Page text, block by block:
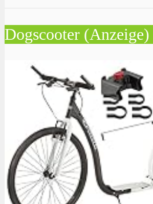
Dogscooter (Anzeige)